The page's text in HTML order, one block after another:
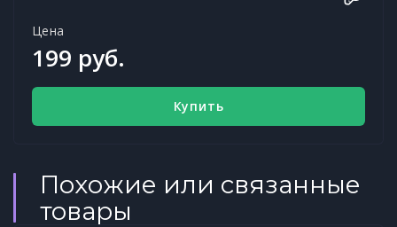
Цена
199 руб.
Купить
Похожие или связанные
товары